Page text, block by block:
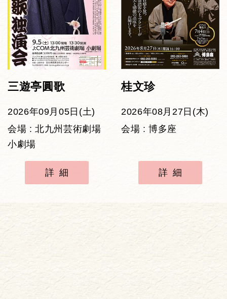
三遊亭圓歌
2026年09月05日(土)
会場 : 北九州芸術劇場
小劇場
詳細
桂文珍
2026年08月27日(木)
会場 : 博多座
詳細